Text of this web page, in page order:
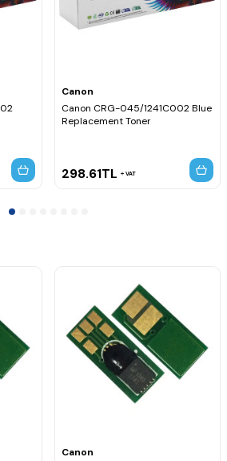
Canon
Canon CRG-045/1241C002 Blue
Replacement Toner
298.61TL VAT
Canon